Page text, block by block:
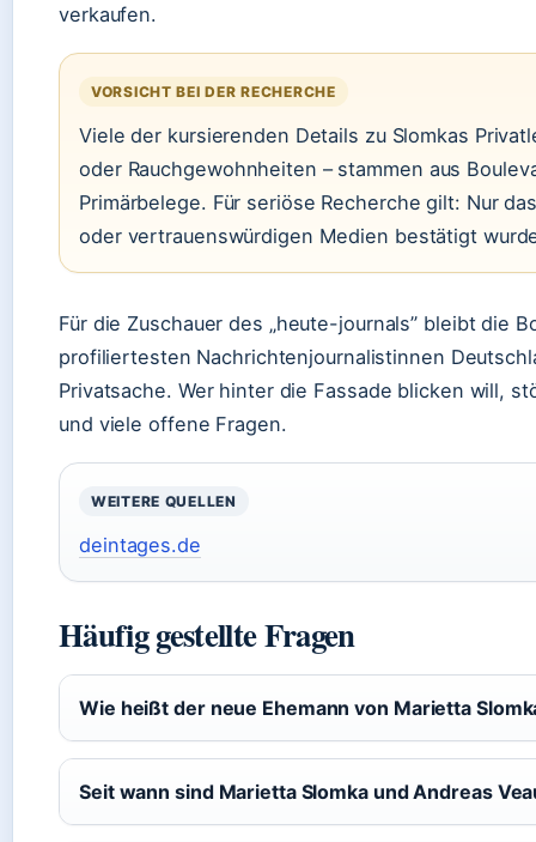
verkaufen.
VORSICHT BEI DER RECHERCHE
Viele der kursierenden Details zu Slomkas
oder Rauchgewohnheiten – stammen aus
Primärbelege. Für seriöse Recherche gilt: Nur
oder vertrauenswürdigen Medien bestätigt
Für die Zuschauer des „heute-journals” bleibt die
profiliertesten Nachrichtenjournalistinnen
Privatsache. Wer hinter die Fassade blicken will,
und viele offene Fragen.
WEITERE QUELLEN
deintages.de
Häufig gestellte Fragen
Wie heißt der neue Ehemann von Marietta
Seit wann sind Marietta Slomka und Andreas